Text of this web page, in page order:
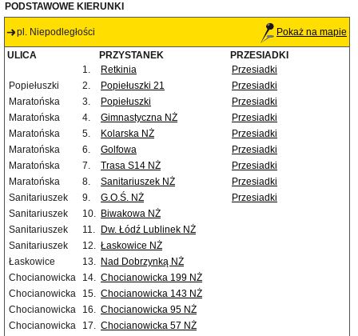
PODSTAWOWE KIERUNKI
pl. Niepodległości Pokaż na mapie
ULICA PRZYSTANEK
PRZESIADKI
1.
Retkinia
Przesiadki
Popiełuszki
2. Popiełuszki 21
Przesiadki
Maratońska
3. Popiełuszki
Przesiadki
Maratońska
4. Gimnastyczna NŻ
Przesiadki
Maratońska
5. Kolarska NŻ
Przesiadki
Maratońska
6. Golfowa
Przesiadki
Maratońska
7. Trasa S14 NŻ
Przesiadki
Maratońska
8. Sanitariuszek NŻ
Przesiadki
Sanitariuszek
9. G.O.Ś. NŻ
Przesiadki
Sanitariuszek
10. Biwakowa NŻ
Sanitariuszek
11.
Dw. Łódź Lublinek NŻ
Sanitariuszek
12. Łaskowice NŻ
Łaskowice
13. Nad Dobrzynką NŻ
Chocianowicka
14. Chocianowicka 199 NŻ
Chocianowicka
15. Chocianowicka 143 NŻ
Chocianowicka
16. Chocianowicka 95 NŻ
Chocianowicka
17. Chocianowicka 57 NŻ